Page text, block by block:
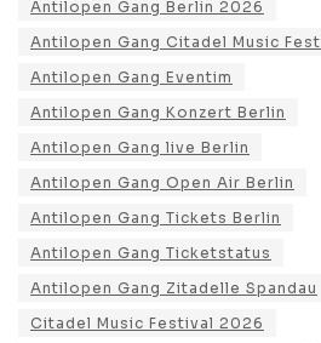
Antilopen Gang Berlin 2026
Antilopen Gang Citadel Music
Antilopen Gang Eventim
Antilopen Gang Konzert Berlin
Antilopen Gang live Berlin
Antilopen Gang Open Air Berlin
Antilopen Gang Tickets Berlin
Antilopen Gang Ticketstatus
Antilopen Gang Zitadelle Spandau
Citadel Music Festival 2026